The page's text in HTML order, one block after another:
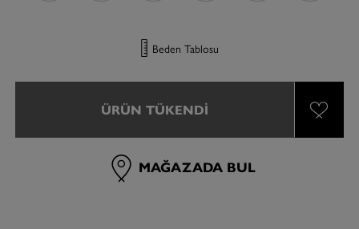
Beden Tablosu
ÜRÜN TÜKENDI
MAĞAZADA BUL